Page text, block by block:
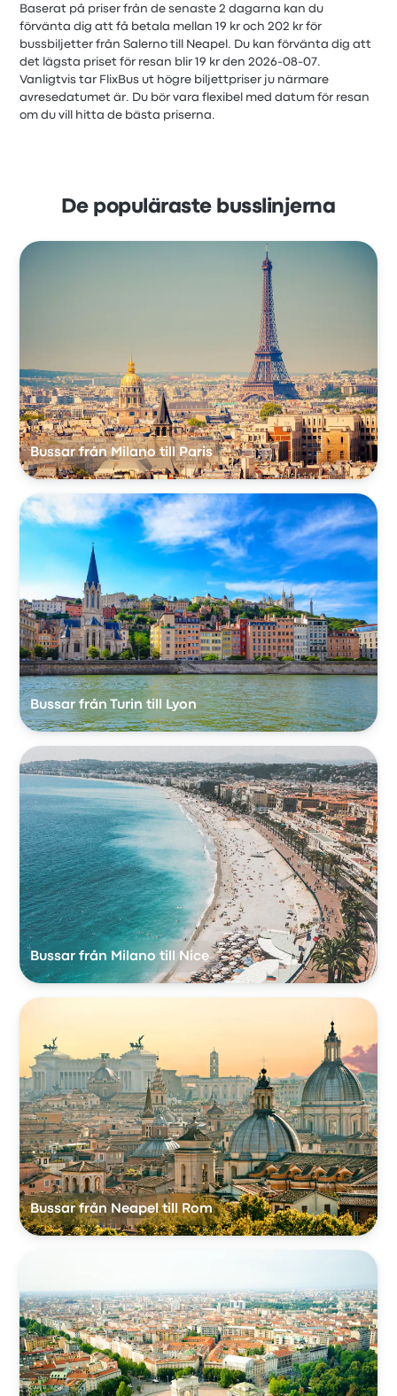
Baserat på priser från de senaste 2 dagarna kan du
förvänta dig att få betala mellan 19 kr och 202 kr för
bussbiljetter från Salerno till Neapel. Du kan förvänta dig att
det lägsta priset för resan blir 19 kr den 2026-08-07.
Vanligtvis tar FlixBus ut högre biljettpriser ju närmare
avresedatumet är. Du bör vara flexibel med datum för resan
om du vill hitta de bästa priserna.
De populäraste busslinjerna
Bussar från Milano till Paris
Bussar från Turin till Lyon
Bussar från Milano till Nice
Bussar från Neapel till Rom